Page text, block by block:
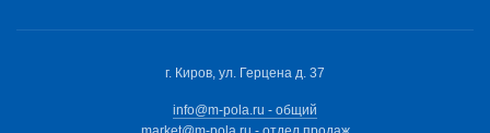
г. Киров, ул. Герцена д. 37
info@m-pola.ru - общий